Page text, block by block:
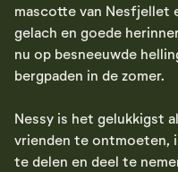
mascotte van Nesfjellet
gelach en goede
nu op besneeuwde
bergpaden in de zomer.
Nessy is het gelukkigst
vrienden te ontmoeten,
te delen en deel te